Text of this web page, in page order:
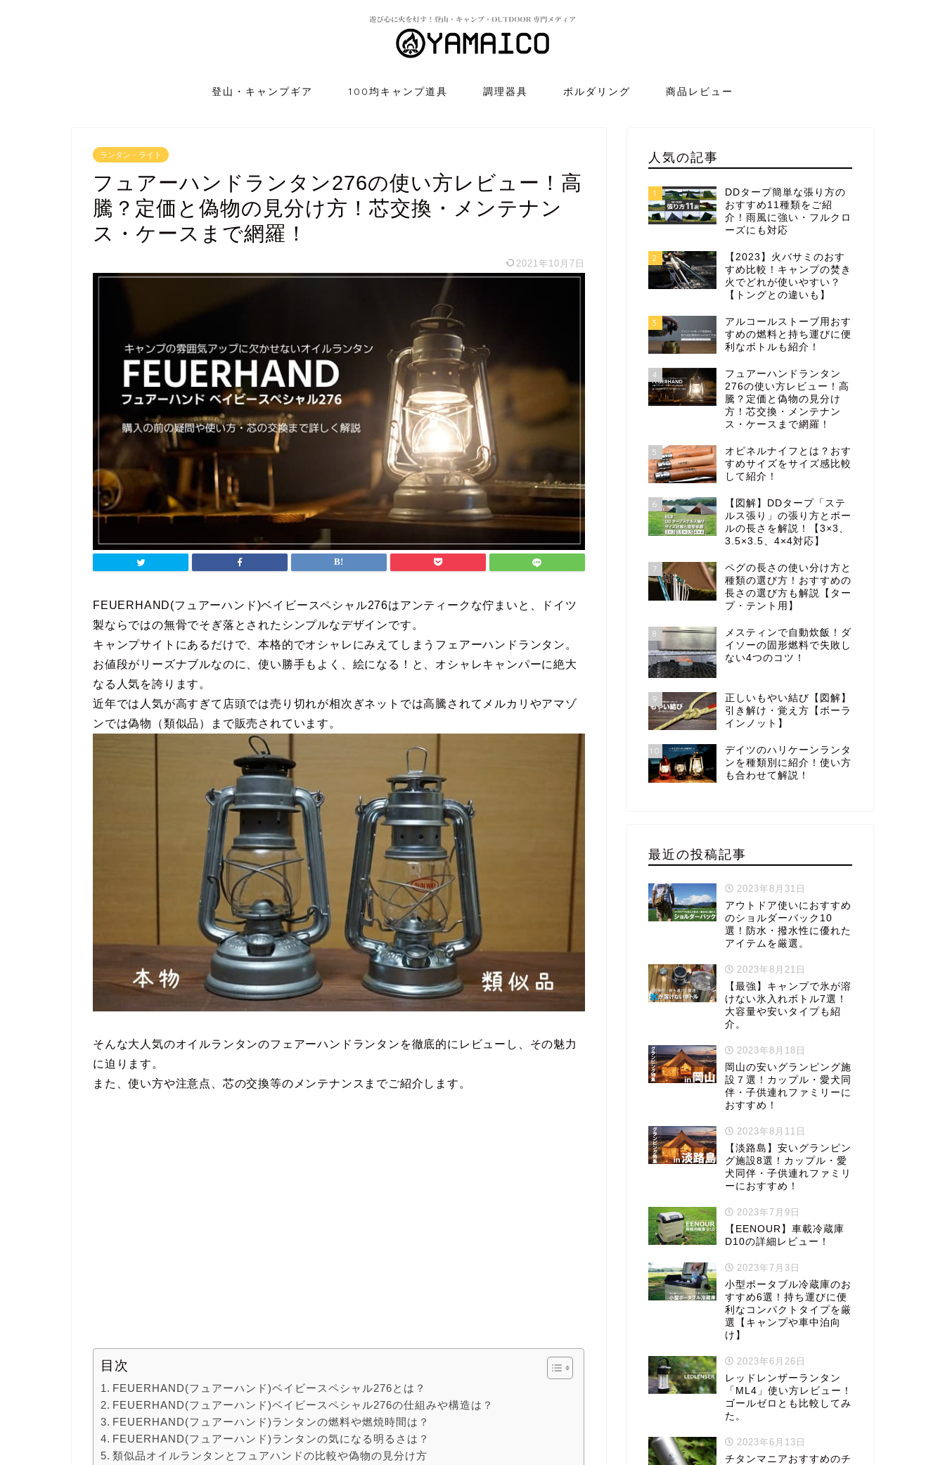
登山・キャンプギア 100均キャンプ道具 調理器具 ボルダリング 商品レビュー
ランタン・ライト
フュアーハンドランタン276の使い方レビュー！高
騰？定価と偽物の見分け方！芯交換・メンテナン
ス・ケースまで網羅！
2021年10月7日
FEUERHAND(フュアーハンド)ベイビースペシャル276はアンティークな佇まいと、ドイツ
製ならではの無骨でそぎ落とされたシンプルなデザインです。
キャンプサイトにあるだけで、本格的でオシャレにみえてしまうフェアーハンドランタン。
お値段がリーズナブルなのに、使い勝手もよく、絵になる！と、オシャレキャンパーに絶大
なる人気を誇ります。
近年では人気が高すぎて店頭では売り切れが相次ぎネットでは高騰されてメルカリやアマゾ
ンでは偽物（類似品）まで販売されています。
そんな大人気のオイルランタンのフェアーハンドランタンを徹底的にレビューし、その魅力
に迫ります。
また、使い方や注意点、芯の交換等のメンテナンスまでご紹介します。
目次
FEUERHAND(フュアーハンド)ベイビースペシャル276とは？
FEUERHAND(フュアーハンド)ベイビースペシャル276の仕組みや構造は？
FEUERHAND(フュアーハンド)ランタンの燃料や燃焼時間は？
FEUERHAND(フュアーハンド)ランタンの気になる明るさは？
類似品オイルランタンとフュアハンドの比較や偽物の見分け方
人気の記事
1
DDタープ簡単な張り方の
おすすめ11種類をご紹
介！雨風に強い・フルクロ
ーズにも対応
2
【2023】火バサミのおす
すめ比較！キャンプの焚き
火でどれが使いやすい？
【トングとの違いも】
3
アルコールストーブ用おす
すめの燃料と持ち運びに便
利なボトルも紹介！
4
フュアーハンドランタン
276の使い方レビュー！高
騰？定価と偽物の見分け
方！芯交換・メンテナン
ス・ケースまで網羅！
5
オピネルナイフとは？おす
すめサイズをサイズ感比較
して紹介！
6
【図解】DDタープ「ステ
ルス張り」の張り方とポー
ルの長さを解説！【3×3、
3.5×3.5、4×4対応】
7
ペグの長さの使い分け方と
種類の選び方！おすすめの
長さの選び方も解説【ター
プ・テント用】
8
メスティンで自動炊飯！ダ
イソーの固形燃料で失敗し
ない4つのコツ！
9
正しいもやい結び【図解】
引き解け・覚え方【ボーラ
インノット】
10
デイツのハリケーンランタ
ンを種類別に紹介！使い方
も合わせて解説！
最近の投稿記事
2023年8月31日
アウトドア使いにおすすめ
のショルダーバック10
選！防水・撥水性に優れた
アイテムを厳選。
2023年8月21日
【最強】キャンプで氷が溶
けない氷入れボトル7選！
大容量や安いタイプも紹
介。
2023年8月18日
岡山の安いグランピング施
設７選！カップル・愛犬同
伴・子供連れファミリーに
おすすめ！
2023年8月11日
【淡路島】安いグランピン
グ施設8選！カップル・愛
犬同伴・子供連れファミリ
ーにおすすめ！
2023年7月9日
【EENOUR】車載冷蔵庫
D10の詳細レビュー！
2023年7月3日
小型ポータブル冷蔵庫のお
すすめ6選！持ち運びに便
利なコンパクトタイプを厳
選【キャンプや車中泊向
け】
2023年6月26日
レッドレンザーランタン
「ML4」使い方レビュー！
ゴールゼロとも比較してみ
た。
2023年6月13日
チタンマニアおすすめのチ